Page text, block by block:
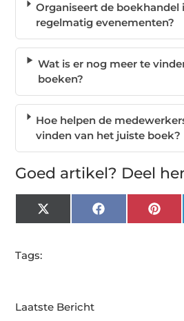
Organiseert de boekhandel
regelmatig evenementen?
Wat is er nog meer te
boeken?
Hoe helpen de
vinden van het juiste boek?
Goed artikel? Deel
X
(Twitter)
Facebook
Tags:
Laatste Bericht